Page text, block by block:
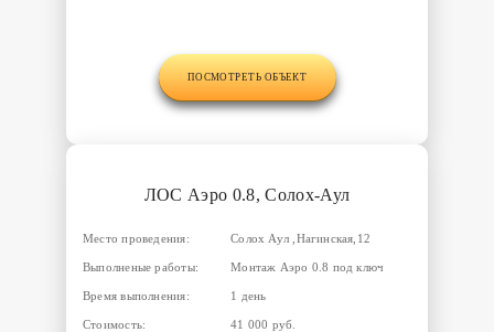
ПОСМОТРЕТЬ ОБЪЕКТ
ЛОС Аэро 0.8, Солох-Аул
Место проведения: Солох Аул ,Нагинская,12
Выполненые работы: Монтаж Аэро 0.8 под ключ
Время выполнения: 1 день
Стоимость: 41 000 руб.